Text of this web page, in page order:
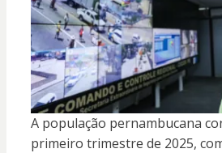
A população pernambucana
primeiro trimestre de 2025,